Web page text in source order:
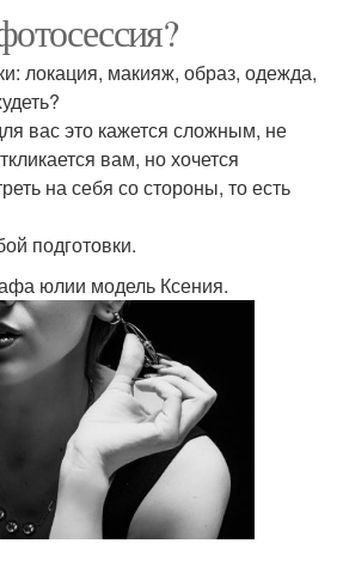
локация, макияж, образ, одежда,
вас это кажется сложным, не
вам, но хочется
на себя со стороны, то есть
подготовки.
юлии модель Ксения.